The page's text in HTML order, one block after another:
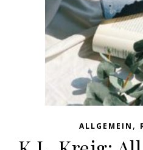
ALLGEMEIN ,